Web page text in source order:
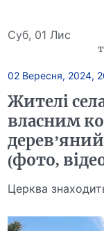
Суб, 01 Лис
02 Вересня, 2024,
Жителі
власним
(фото,
Церква